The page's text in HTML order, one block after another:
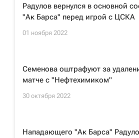
Радулов вернулся в основной
"Ак Барса" перед игрой с ЦСКА
01 ноября 2022
Семенова оштрафуют за
матче с "Нефтехимиком"
30 октября 2022
Нападающего "Ак Барса"